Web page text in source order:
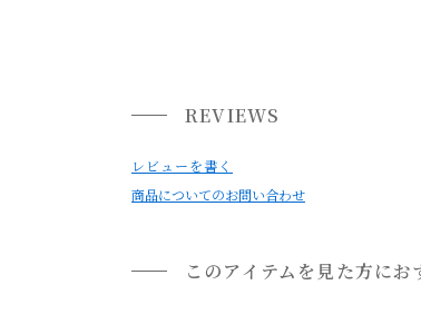
REVIEWS
レビューを書く
商品についてのお問い合わせ
このアイテムを見た方にお